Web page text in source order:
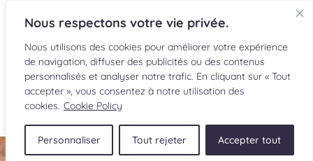
Nous respectons votre vie privée.
Nous utilisons des cookies pour améliorer votre expérience
de navigation, diffuser des publicités ou des contenus
personnalisés et analyser notre trafic. En cliquant sur « Tout
accepter », vous consentez à notre utilisation des
cookies. Cookie Policy
Personnaliser Tout rejeter Accepter tout
RECIPES